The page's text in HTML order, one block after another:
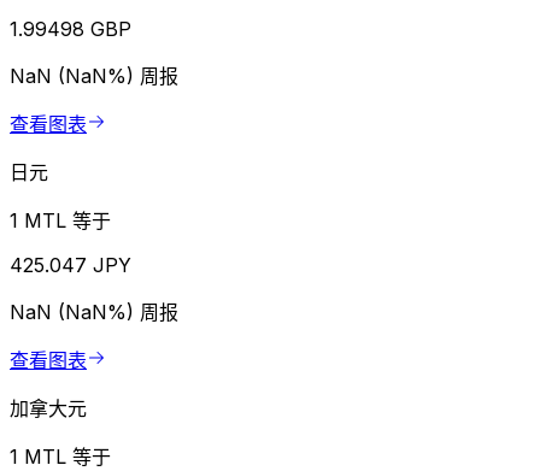
1.99498 GBP
NaN (NaN%) 周报
查看图表
日元
1 MTL 等于
425.047 JPY
NaN (NaN%) 周报
查看图表
加拿大元
1 MTL 等于